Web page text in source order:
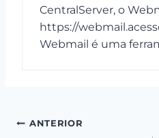
CentralServer, o
https://
Webmail é uma
Navegação
ANTERIOR